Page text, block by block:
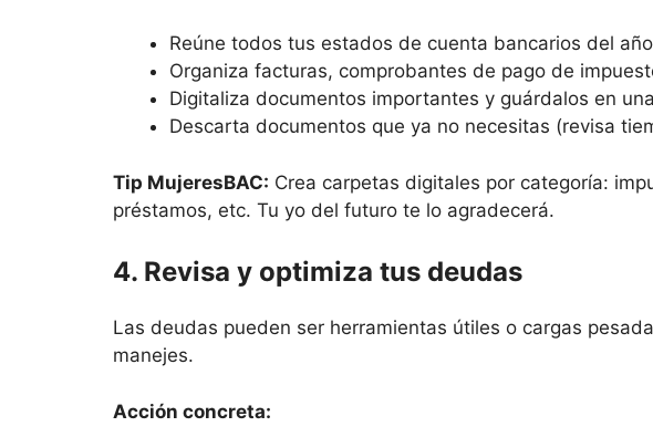
Reúne todos tus estados de cuenta bancarios del año
Organiza facturas, comprobantes de pago de
Digitaliza documentos importantes y guárdalos en
Descarta documentos que ya no necesitas (revisa
Tip MujeresBAC: Crea carpetas digitales por categoría:
préstamos, etc. Tu yo del futuro te lo agradecerá.
4. Revisa y optimiza tus deudas
Las deudas pueden ser herramientas útiles o cargas
manejes.
Acción concreta: